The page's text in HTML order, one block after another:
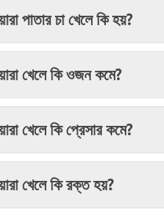
পাতার চা খেলে কি হয়?
খেলে কি ওজন কমে?
খেলে কি প্রেসার কমে?
খেলে কি রক্ত হয়?